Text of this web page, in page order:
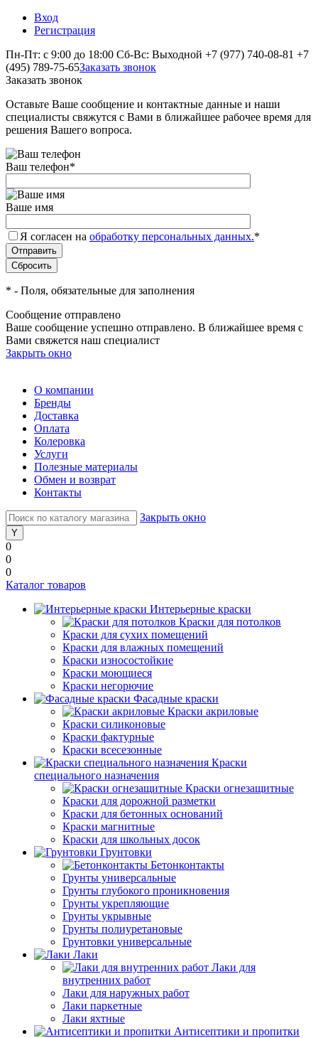
Вход
Регистрация
Пн-Пт: с 9:00 до 18:00 Сб-Вс: Выходной +7 (977) 740-08-81 +7
(495) 789-75-65Заказать звонок
Заказать звонок
Оставьте Ваше сообщение и контактные данные и наши
специалисты свяжутся с Вами в ближайшее рабочее время для
решения Вашего вопроса.
Ваш телефон*
Ваше имя
Я согласен на обработку персональных данных.*
* - Поля, обязательные для заполнения
Сообщение отправлено
Ваше сообщение успешно отправлено. В ближайшее время с
Вами свяжется наш специалист
Закрыть окно
О компании
Бренды
Доставка
Оплата
Колеровка
Услуги
Полезные материалы
Обмен и возврат
Контакты
Закрыть окно
0
0
0
Каталог товаров
Интерьерные краски
Краски для потолков
Краски для сухих помещений
Краски для влажных помещений
Краски износостойкие
Краски моющиеся
Краски негорючие
Фасадные краски
Краски акриловые
Краски силиконовые
Краски фактурные
Краски всесезонные
Краски
специального назначения
Краски огнезащитные
Краски для дорожной разметки
Краски для бетонных оснований
Краски магнитные
Краски для школьных досок
Грунтовки
Бетонконтакты
Грунты универсальные
Грунты глубокого проникновения
Грунты укрепляющие
Грунты укрывные
Грунты полиуретановые
Грунтовки универсальные
Лаки
Лаки для
внутренних работ
Лаки для наружных работ
Лаки паркетные
Лаки яхтные
Антисептики и пропитки